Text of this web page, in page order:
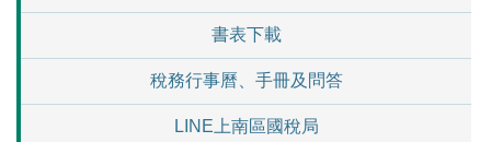
書表下載
稅務行事曆、手冊及問答
LINE上南區國稅局